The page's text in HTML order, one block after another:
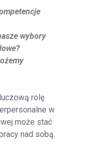
wybory
rolę
w
może stać
nad sobą.